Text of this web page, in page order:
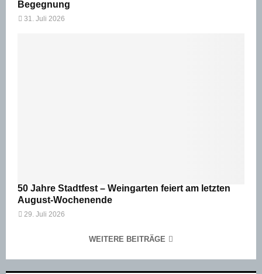
Begegnung
31. Juli 2026
50 Jahre Stadtfest – Weingarten feiert am letzten
August-Wochenende
29. Juli 2026
WEITERE BEITRÄGE